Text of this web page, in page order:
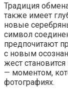
Традиция
также имеет
новые
символ
предпочитают
с новым
жест
— моментом,
фотографиях.